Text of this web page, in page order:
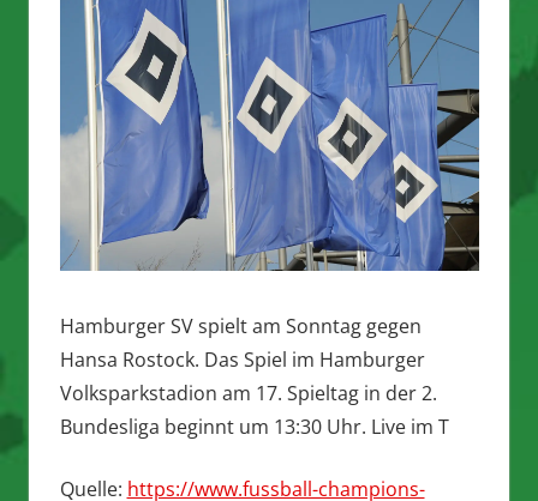
Hamburger SV spielt am Sonntag gegen
Hansa Rostock. Das Spiel im Hamburger
Volksparkstadion am 17. Spieltag in der 2.
Bundesliga beginnt um 13:30 Uhr. Live im T
Quelle: https://www.fussball-champions-